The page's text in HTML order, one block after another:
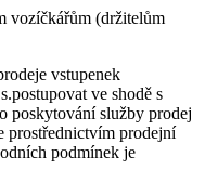
vozíčkářům (držitelům
vstupenek
ve shodě s
poskytování služby prodej
prostřednictvím prodejní
podmínek je